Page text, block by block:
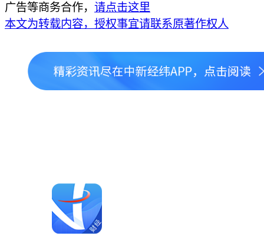
广告等商务合作， 请点击这里
本文为转载内容，授权事宜请联系原著作权人